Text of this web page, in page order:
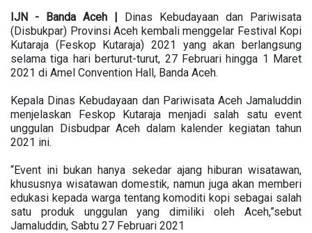
IJN - Banda Aceh | Dinas Kebudayaan dan Pariwisata
(Disbukpar) Provinsi Aceh kembali menggelar Festival Kopi
Kutaraja (Feskop Kutaraja) 2021 yang akan berlangsung
selama tiga hari berturut-turut, 27 Februari hingga 1 Maret
2021 di Amel Convention Hall, Banda Aceh.
Kepala Dinas Kebudayaan dan Pariwisata Aceh Jamaluddin
menjelaskan Feskop Kutaraja menjadi salah satu event
unggulan Disbudpar Aceh dalam kalender kegiatan tahun
2021 ini.
“Event ini bukan hanya sekedar ajang hiburan wisatawan,
khususnya wisatawan domestik, namun juga akan memberi
edukasi kepada warga tentang komoditi kopi sebagai salah
satu produk unggulan yang dimiliki oleh Aceh,”sebut
Jamaluddin, Sabtu 27 Februari 2021